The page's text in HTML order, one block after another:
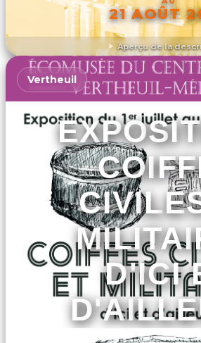
Aperçu de la
21 AOÛT
DÉCOUVRIR
Vertheuil
D'ICI